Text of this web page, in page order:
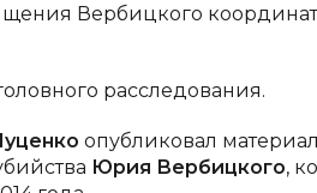
Вербицкого
расследования.
опубликовал
Юрия Вербицкого,